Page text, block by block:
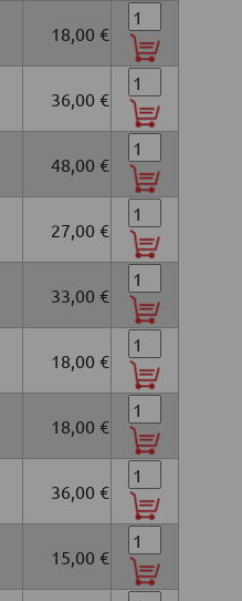
18,00 €
36,00 €
48,00 €
27,00 €
33,00 €
18,00 €
18,00 €
36,00 €
15,00 €